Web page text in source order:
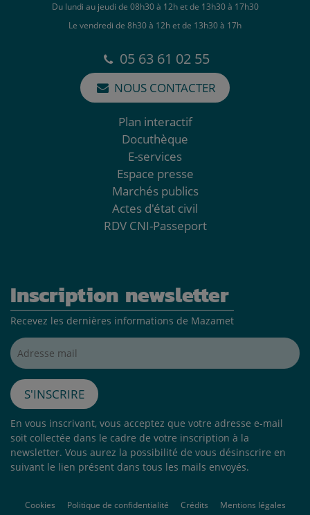
Du lundi au jeudi de 08h30 à 12h et de 13h30 à 17h30
Le vendredi de 8h30 à 12h et de 13h30 à 17h
05 63 61 02 55
NOUS CONTACTER
Plan interactif
Docuthèque
E-services
Espace presse
Marchés publics
Actes d'état civil
RDV CNI-Passeport
Inscription newsletter
Recevez les dernières informations de Mazamet
Adresse mail*
S'inscrire
En vous inscrivant, vous acceptez que votre adresse e-mail
soit collectée dans le cadre de votre inscription à la
newsletter. Vous aurez la possibilité de vous désinscrire en
suivant le lien présent dans tous les mails envoyés.
Cookies Politique de confidentialité Crédits Mentions légales